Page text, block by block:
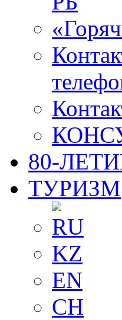
80-
ТУРИЗМ
RU
KZ
EN
CH